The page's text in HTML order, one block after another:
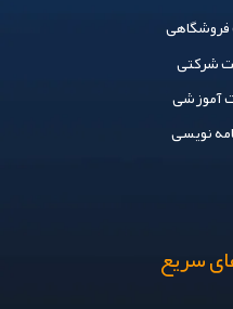
شرکتی
آموزشی
نویسی
سریع